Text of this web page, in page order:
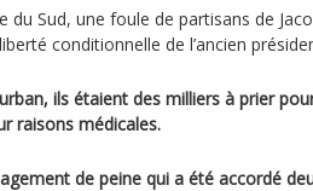
du Sud, une foule de partisans de
conditionnelle de l’ancien
ils étaient des milliers à prier
raisons médicales.
de peine qui a été accordé